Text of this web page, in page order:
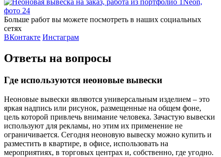
Больше работ вы можете посмотреть в наших социальных
сетях
ВКонтакте Инстаграм
Ответы на вопросы
Где используются неоновые вывески
Неоновые вывески являются универсальным изделием – это
яркая надпись или рисунок, размещенные на общем фоне,
цель которой привлечь внимание человека. Зачастую вывески
используют для рекламы, но этим их применение не
ограничивается. Сегодня неоновую вывеску можно купить и
разместить в квартире, в офисе, использовать на
мероприятиях, в торговых центрах и, собственно, где угодно.